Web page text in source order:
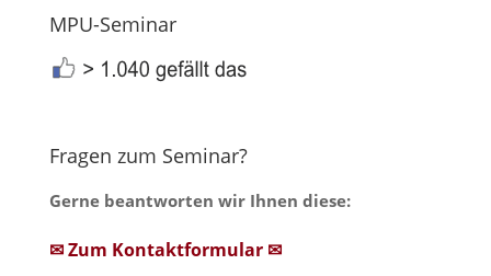
MPU-Seminar
Fragen zum Seminar?
Gerne beantworten wir Ihnen diese:
✉ Zum Kontaktformular ✉